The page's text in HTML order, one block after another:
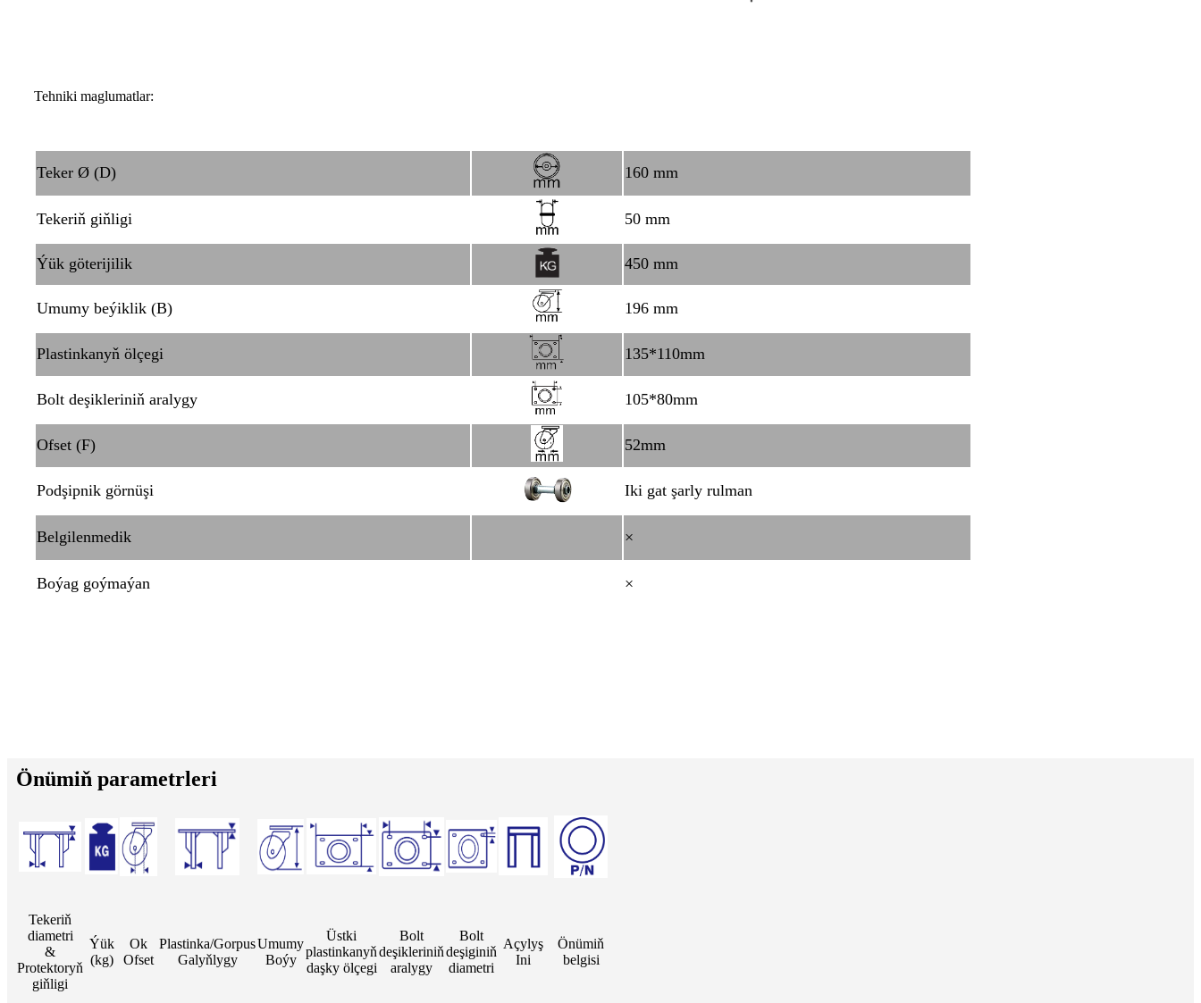
Tehniki maglumatlar:
Teker Ø (D) 160 mm
Tekeriň giňligi 50 mm
Ýük göterijilik 450 mm
Umumy beýiklik (B) 196 mm
Plastinkanyň ölçegi 135*110mm
Bolt deşikleriniň aralygy 105*80mm
Ofset (F) 52mm
Podşipnik görnüşi Iki gat şarly rulman
Belgilenmedik ×
Boýag goýmaýan ×
Önümiň parametrleri
Tekeriň
diametri
&
Protektoryň
giňligi
Ýük
(kg)
Ok
Ofset
Plastinka/Gorpus
Galyňlygy
Umumy
Boýy
Üstki
plastinkanyň
daşky ölçegi
Bolt
deşikleriniň
aralygy
Bolt
deşiginiň
diametri
Açylyş
Ini
Önümiň
belgisi